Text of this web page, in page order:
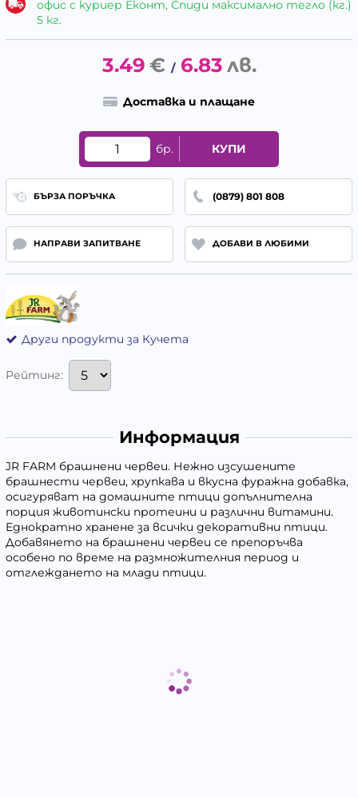
офис с куриер Еконт, Спиди максимално тегло (кг.)
5 кг.
3.49 € / 6.83 лв.
Доставка и плащане
бр. КУПИ
БЪРЗА ПОРЪЧКА (0879) 801 808
НАПРАВИ ЗАПИТВАНЕ ДОБАВИ В ЛЮБИМИ
Други продукти за Кучета
Рейтинг:
Информация
JR FARM брашнени червеи. Нежно изсушените
брашнести червеи, хрупкава и вкусна фуражна добавка,
осигуряват на домашните птици допълнителна
порция животински протеини и различни витамини.
Еднократно хранене за всички декоративни птици.
Добавянето на брашнени червеи се препоръчва
особено по време на размножителния период и
отглеждането на млади птици.